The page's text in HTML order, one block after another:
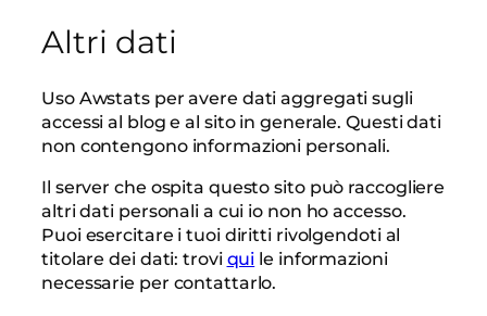
Altri dati
Uso Awstats per avere dati aggregati sugli
accessi al blog e al sito in generale. Questi dati
non contengono informazioni personali.
Il server che ospita questo sito può raccogliere
altri dati personali a cui io non ho accesso.
Puoi esercitare i tuoi diritti rivolgendoti al
titolare dei dati: trovi qui le informazioni
necessarie per contattarlo.